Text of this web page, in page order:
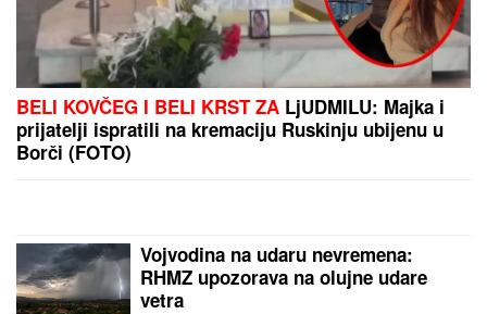
BELI KOVČEG I BELI KRST ZA LjUDMILU: Majka i
prijatelji ispratili na kremaciju Ruskinju ubijenu u
Borči (FOTO)
Vojvodina na udaru nevremena:
RHMZ upozorava na olujne udare
vetra